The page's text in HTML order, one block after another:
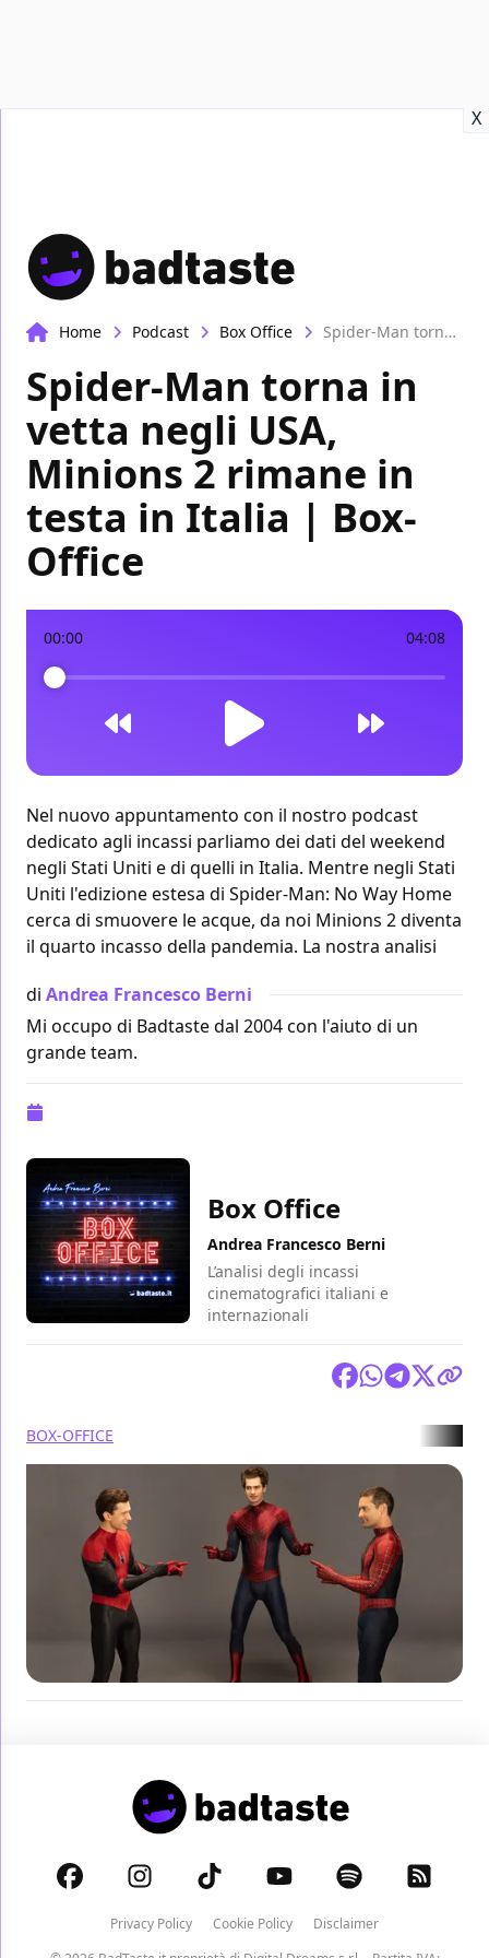
X
Home Podcast Box Office Spider-Man torna in vetta negli USA, Minions 2 rimane in testa in Italia | Box-Office
Spider-Man torna in
vetta negli USA,
Minions 2 rimane in
testa in Italia | Box-
Office
00:00 04:08
Nel nuovo appuntamento con il nostro podcast
dedicato agli incassi parliamo dei dati del weekend
negli Stati Uniti e di quelli in Italia. Mentre negli Stati
Uniti l'edizione estesa di Spider-Man: No Way Home
cerca di smuovere le acque, da noi Minions 2 diventa
il quarto incasso della pandemia. La nostra analisi
di Andrea Francesco Berni
Mi occupo di Badtaste dal 2004 con l'aiuto di un
grande team.
Box Office
Andrea Francesco Berni
L’analisi degli incassi
cinematografici italiani e
internazionali
BOX-OFFICE
Privacy Policy Cookie Policy
Disclaimer